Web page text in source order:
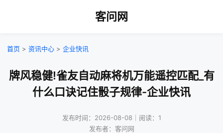
客问网
首页 > 资讯中心 > 企业快讯
牌风稳健!雀友自动麻将机万能遥控匹配_有
什么口诀记住骰子规律-企业快讯
发布时间：2026-08-08｜阅读：1
发布者：客问网